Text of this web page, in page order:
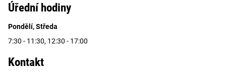
Úřední hodiny
Pondělí, Středa
7:30 - 11:30, 12:30 - 17:00
Kontakt